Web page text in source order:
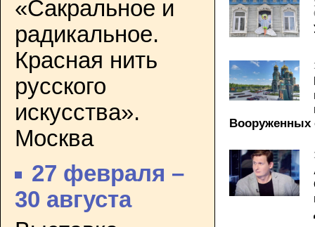
«Сакральное и
радикальное.
Красная нить
русского
искусства».
Москва
27 февраля –
30 августа
Вооруженных